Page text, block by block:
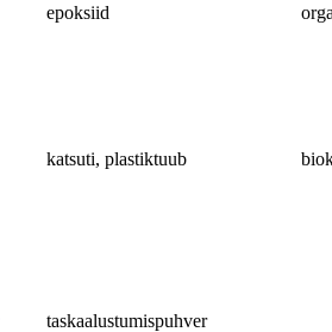
epoksiid
katsuti, plastiktuub
taskaalustumispuhver